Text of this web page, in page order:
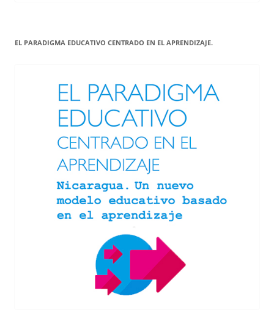
EL PARADIGMA EDUCATIVO CENTRADO EN EL APRENDIZAJE.